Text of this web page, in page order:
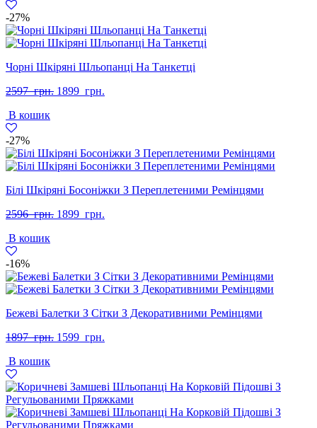
-27%
Чорні Шкіряні Шльопанці На Танкетці
2597 грн. Оригінальна
1899 грн.
В кошик
-27%
Білі Шкіряні Босоніжки З Переплетеними Ремінцями
2596 грн. Оригінальна
1899 грн.
В кошик
-16%
Бежеві Балетки З Сітки З Декоративними Ремінцями
1897 грн. Оригінальна
1599 грн.
В кошик